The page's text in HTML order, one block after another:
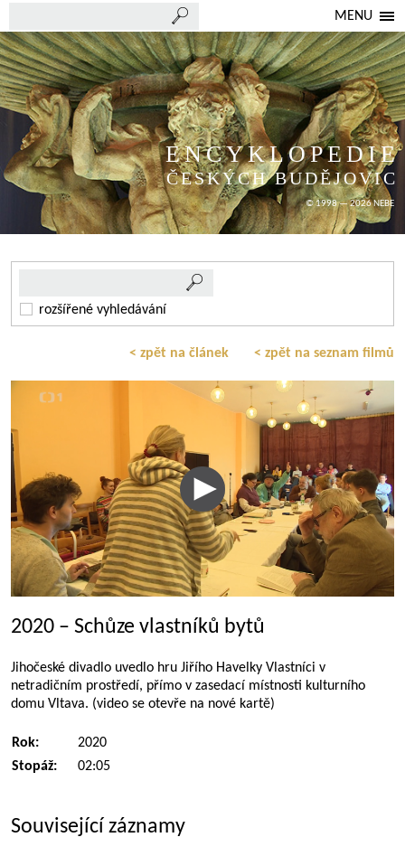
MENU
ENCYKLOPEDIE
ČESKÝCH BUDĚJOVIC
© 1998 — 2026 NEBE
rozšířené vyhledávání
< zpět na článek < zpět na seznam filmů
2020 – Schůze vlastníků bytů
Jihočeské divadlo uvedlo hru Jiřího Havelky Vlastníci v
netradičním prostředí, přímo v zasedací místnosti kulturního
domu Vltava. (video se otevře na nové kartě)
Rok:
2020
Stopáž:
02:05
Související záznamy